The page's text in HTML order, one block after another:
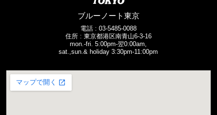
ブルーノート東京
電話 : 03-5485-0088
住所 : 東京都港区南青山6-3-16
mon.-fri. 5:00pm-翌0:00am,
sat.,sun.& holiday 3:30pm-11:00pm